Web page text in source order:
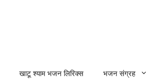
खाटू श्याम भजन लिरिक्स भजन संग्रह